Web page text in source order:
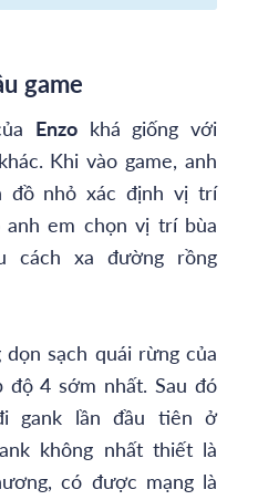
game
Enzokhá giống với
Khi vào game, anh
đồ nhỏ xác định vị trí
em chọn vị trí bùa
cách xa đường rồng
sạch quái rừng của
4 sớm nhất. Sau đó
gank lần đầu tiên ở
không nhất thiết là
có được mạng là